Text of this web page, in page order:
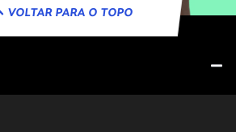
VOLTAR PARA O TOPO